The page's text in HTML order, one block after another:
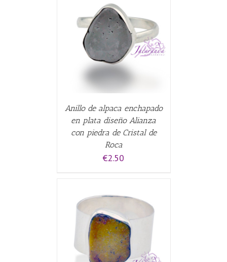
Anillo de alpaca enchapado
en plata diseño Alianza
con piedra de Cristal de
Roca
€2.50